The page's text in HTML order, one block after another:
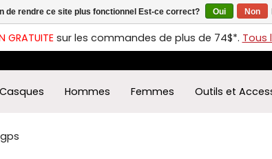
GRATUITEsur les commandes de plus de 74$*. Tous
Casques Hommes Femmes Outils et
de rendre ce site plus fonctionnel Est-ce correct? Oui Non